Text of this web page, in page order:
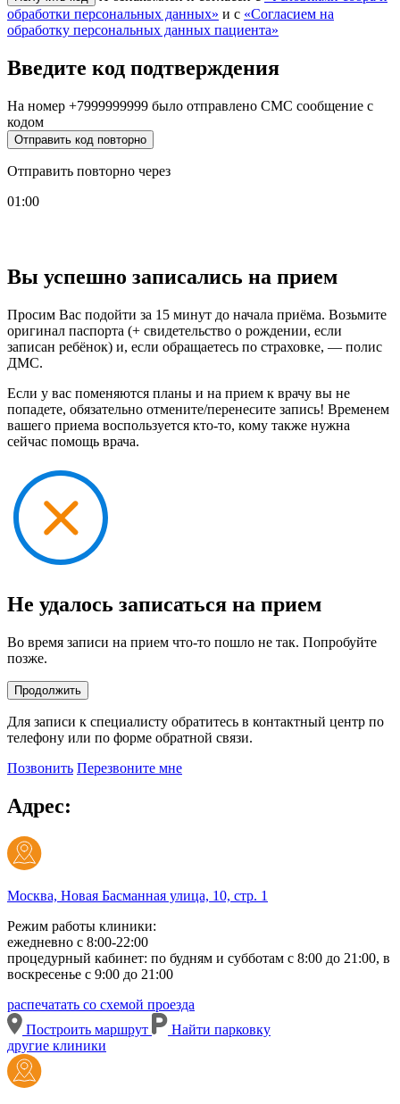
обработки персональных данных» и с «Согласием на
обработку персональных данных пациента»
Введите код подтверждения
На номер +7999999999 было отправлено СМС сообщение с
кодом
Отправить код повторно
Отправить повторно через
01:00
Вы успешно записались на прием
Просим Вас подойти за 15 минут до начала приёма. Возьмите
оригинал паспорта (+ свидетельство о рождении, если
записан ребёнок) и, если обращаетесь по страховке, — полис
ДМС.
Если у вас поменяются планы и на прием к врачу вы не
попадете, обязательно отмените/перенесите запись! Временем
вашего приема воспользуется кто-то, кому также нужна
сейчас помощь врача.
Не удалось записаться на прием
Во время записи на прием что-то пошло не так. Попробуйте
позже.
Продолжить
Для записи к специалисту обратитесь в контактный центр по
телефону или по форме обратной связи.
Позвонить Перезвоните мне
Адрес:
Москва, Новая Басманная улица, 10, стр. 1
Режим работы клиники:
ежедневно с 8:00-22:00
процедурный кабинет: по будням и субботам с 8:00 до 21:00, в
воскресенье с 9:00 до 21:00
распечатать со схемой проезда
Построить маршрут
Найти парковку
другие клиники